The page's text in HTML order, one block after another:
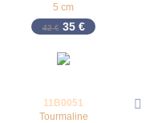
5 cm
42€ Le prix initial était
35 €Le prix actuel
11B0051
Tourmaline